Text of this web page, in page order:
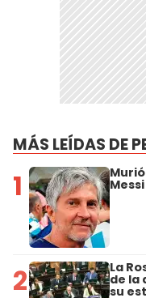
MÁS LEÍDAS DE
1 Messi
2 La
de la
su